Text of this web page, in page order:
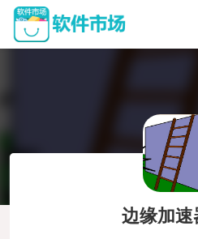
边缘加